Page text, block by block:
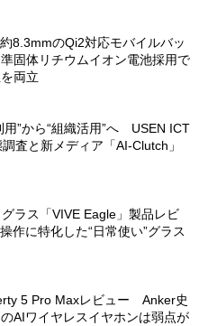
8.3mmのQi2対応モバイルバッ
固体リチウムイオン電池採用で
両立
用”から“組織活用”へ USEN ICT
査と新メディア「AI-Clutch」
ラス「VIVE Eagle」製品レビ
作に特化した“日常使い”グラス
5 Pro Maxレビュー Anker史
AIワイヤレスイヤホンは弱点が